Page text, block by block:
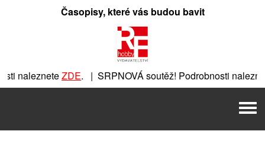
Časopisy, které vás budou bavit
nalezneteZDE. | SRPNOVÁ soutěž! Podrobnosti
. |